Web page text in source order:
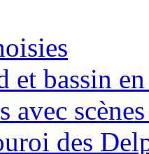
et bassin
avec
des